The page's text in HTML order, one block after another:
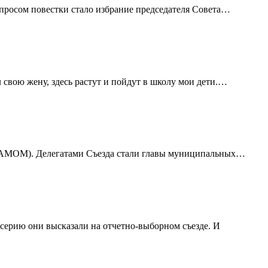
повестки стало избрание председателя Совета…
свою жену, здесь растут и пойдут в школу мои дети.…
Делегатами Съезда стали главы муниципальных…
они высказали на отчетно-выборном съезде. И